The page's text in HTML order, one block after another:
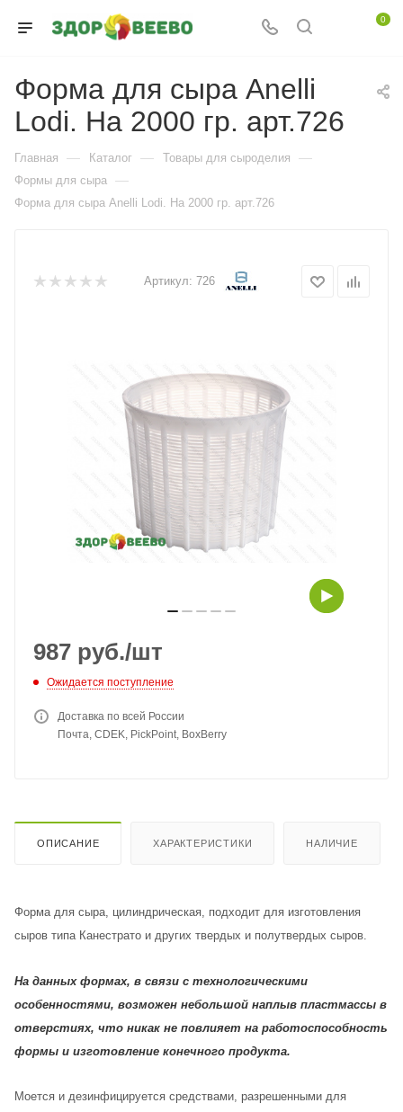
0
Форма для сыра Anelli
Lodi. На 2000 гр. арт.726
Главная — Каталог — Товары для сыроделия —
Формы для сыра —
Форма для сыра Anelli Lodi. На 2000 гр. арт.726
Артикул: 726
987 руб./шт
Ожидается поступление
Доставка по всей России
Почта, CDEK, PickPoint, BoxBerry
ОПИСАНИЕ ХАРАКТЕРИСТИКИ НАЛИЧИЕ
Форма для сыра, цилиндрическая, подходит для изготовления
сыров типа Канестрато и других твердых и полутвердых сыров.
На данных формах, в связи с технологическими
особенностями, возможен небольшой наплыв пластмассы в
отверстиях, что никак не повлияет на работоспособность
формы и изготовление конечного продукта.
Моется и дезинфицируется средствами, разрешенными для